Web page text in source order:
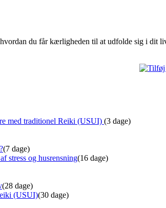
du får kærligheden til at udfolde sig i dit
med traditionel Reiki (USUI) (3 dage)
(7 dage)
stress og husrensning(16 dage)
(28 dage)
(USUI)(30 dage)